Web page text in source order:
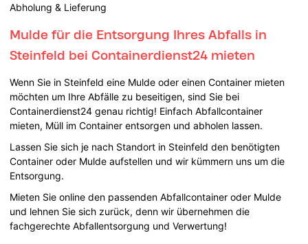
Abholung & Lieferung
Mulde für die Entsorgung Ihres Abfalls in
Steinfeld bei Containerdienst24 mieten
Wenn Sie in Steinfeld eine Mulde oder einen Container mieten
möchten um Ihre Abfälle zu beseitigen, sind Sie bei
Containerdienst24 genau richtig! Einfach Abfallcontainer
mieten, Müll im Container entsorgen und abholen lassen.
Lassen Sie sich je nach Standort in Steinfeld den benötigten
Container oder Mulde aufstellen und wir kümmern uns um die
Entsorgung.
Mieten Sie online den passenden Abfallcontainer oder Mulde
und lehnen Sie sich zurück, denn wir übernehmen die
fachgerechte Abfallentsorgung und Verwertung!